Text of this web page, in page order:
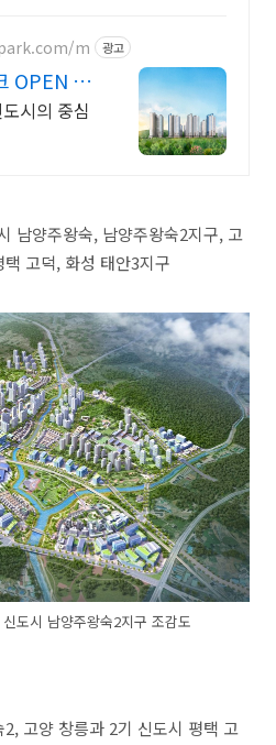
m 광고
OPEN 예
시의 중심
남양주왕숙, 남양주왕숙2지구, 고
고덕, 화성 태안3지구
도시 남양주왕숙2지구 조감도
고양 창릉과 2기 신도시 평택 고